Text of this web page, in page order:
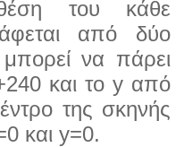
του κάθε
από δύο
να πάρει
και το y από
της σκηνής
και y=0.